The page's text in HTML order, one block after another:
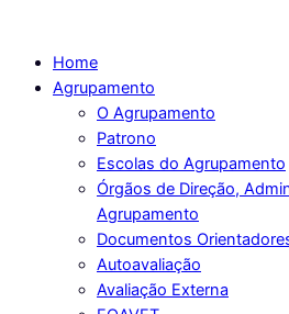
contentHome
Agrupamento
O Agrupamento
Patrono
Escolas do Agrupamento
Órgãos de Direção,
Agrupamento
Documentos
Autoavaliação
Avaliação Externa